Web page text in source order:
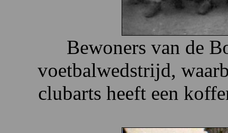
Bewoners van de
voetbalwedstrijd,
clubarts heeft een